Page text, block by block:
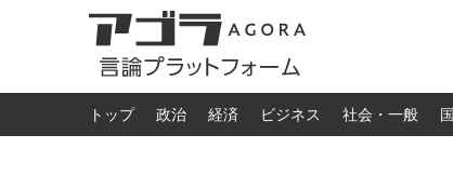
トップ 政治 経済 ビジネス 社会・一般